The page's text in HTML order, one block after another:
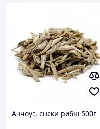
Анчоус, снеки рибні 500г